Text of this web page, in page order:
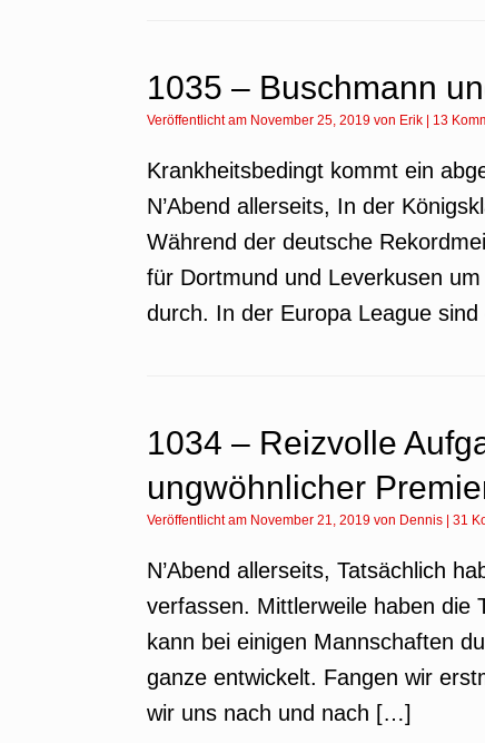
1035 – Buschmann
Veröffentlicht am November 25, 2019 von Erik 13
Krankheitsbedingt kommt ein
N’Abend allerseits, In der
Während der deutsche
für Dortmund und Leverkusen
durch. In der Europa League
1034 – Reizvolle
ungwöhnlicher
Veröffentlicht am November 21, 2019 von Dennis 31
N’Abend allerseits, Tatsächlich
verfassen. Mittlerweile haben die
kann bei einigen Mannschaften
ganze entwickelt. Fangen wir
wir uns nach und nach […]